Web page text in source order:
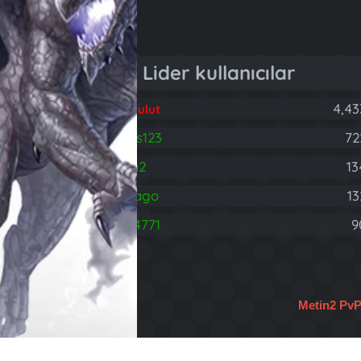
Lider kullanıcılar
Fatih Bulut
B brareis123
rodnia2
H hasdrago
403314771
Metin2 PvP